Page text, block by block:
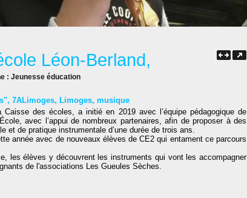
Léon-Berland,
: Jeunesse éducation
, 7ALimoges, Limoges, musique
des écoles, a initié en 2019 avec l’équipe pédagogique de
avec l’appui de nombreux partenaires, afin de proposer à des
et de pratique instrumentale d’une durée de trois ans.
année avec de nouveaux élèves de CE2 qui entament ce parcours
les élèves y découvrent les instruments qui vont les accompagner
de l'associations Les Gueules Sèches.